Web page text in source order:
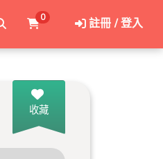
0 註冊 / 登入
收藏